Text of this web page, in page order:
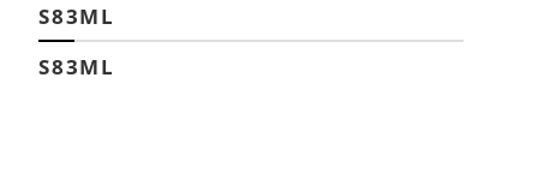
S83ML
S83ML